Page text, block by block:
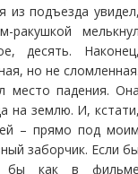
из подъезда
десять.
но не
место падения.
на землю. И,
– прямо под
заборчик. Если
бы как в